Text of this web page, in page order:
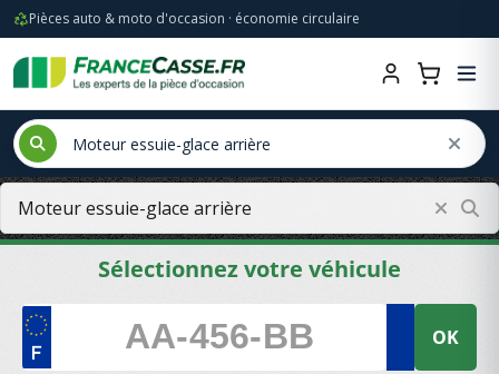
Pièces auto & moto d'occasion · économie circulaire
Sélectionnez votre véhicule
OK